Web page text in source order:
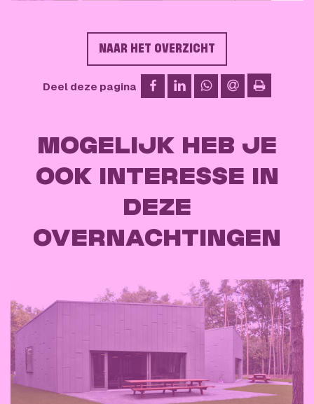
NAAR HET OVERZICHT
Deel deze pagina op Facebookop LinkedInop WhatsApp
via e-mail
MOGELIJK HEB JE
OOK INTERESSE IN
DEZE
OVERNACHTINGEN